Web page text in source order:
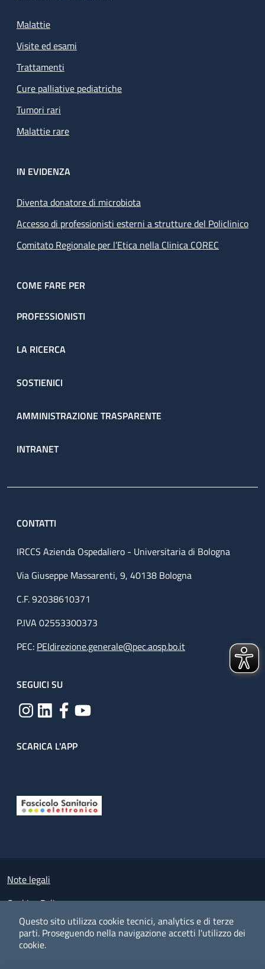
Questo sito utilizza cookie tecnici, analytics e di terze
parti. Proseguendo nella navigazione accetti l'utilizzo dei
cookie.
Malattie
Visite ed esami
Trattamenti
Cure palliative pediatriche
Tumori rari
Malattie rare
IN EVIDENZA
Diventa donatore di microbiota
Accesso di professionisti esterni a strutture del Policlinico
Comitato Regionale per l’Etica nella Clinica COREC
COME FARE PER
PROFESSIONISTI
LA RICERCA
SOSTIENICI
AMMINISTRAZIONE TRASPARENTE
INTRANET
CONTATTI
IRCCS Azienda Ospedaliero - Universitaria di Bologna
Via Giuseppe Massarenti, 9, 40138 Bologna
C.F. 92038610371
P.IVA 02553300373
PEC: PEIdirezione.generale@pec.aosp.bo.it
SEGUICI SU
SCARICA L'APP
Small prints
Note legali
Cookies Policy
Policy privacy e protezione del dato personale
Albo pretorio on-line